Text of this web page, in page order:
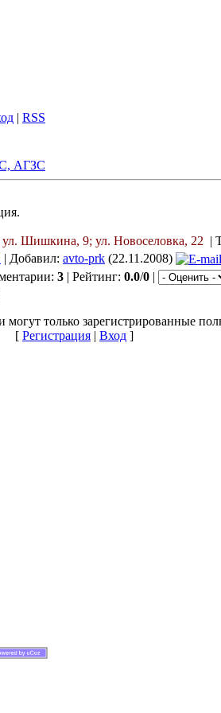
| RSS
АГЗС
ул. Шишкина, 9; ул. Новоселовка, 22 |
| Добавил: avto-prk (22.11.2008)
3 | Рейтинг: 0.0/0 |
могут только зарегистрированные
[ Регистрация | Вход ]